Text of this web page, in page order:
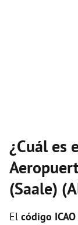
¿Cuál es
(Saale)
El código